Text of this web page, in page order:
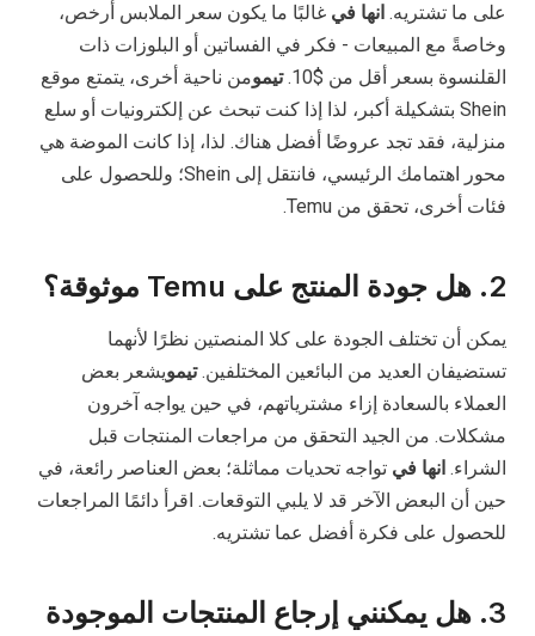
على ما تشتريه. انها في غالبًا ما يكون سعر الملابس أرخص،
وخاصةً مع المبيعات - فكر في الفساتين أو البلوزات ذات
القلنسوة بسعر أقل من $10.
تيمومن ناحية أخرى، يتمتع موقع
Shein بتشكيلة أكبر، لذا إذا كنت تبحث عن إلكترونيات أو سلع
منزلية، فقد تجد عروضًا أفضل هناك. لذا، إذا كانت الموضة هي
محور اهتمامك الرئيسي، فانتقل إلى Shein؛ وللحصول على
فئات أخرى، تحقق من Temu.
2. هل جودة المنتج على Temu موثوقة؟
يمكن أن تختلف الجودة على كلا المنصتين نظرًا لأنهما
تستضيفان العديد من البائعين المختلفين.تيمويشعر بعض
العملاء بالسعادة إزاء مشترياتهم، في حين يواجه آخرون
مشكلات. من الجيد التحقق من مراجعات المنتجات قبل
الشراء. انها في تواجه تحديات مماثلة؛ بعض العناصر رائعة، في
حين أن البعض الآخر قد لا يلبي التوقعات. اقرأ دائمًا المراجعات
للحصول على فكرة أفضل عما تشتريه.
3. هل يمكنني إرجاع المنتجات الموجودة